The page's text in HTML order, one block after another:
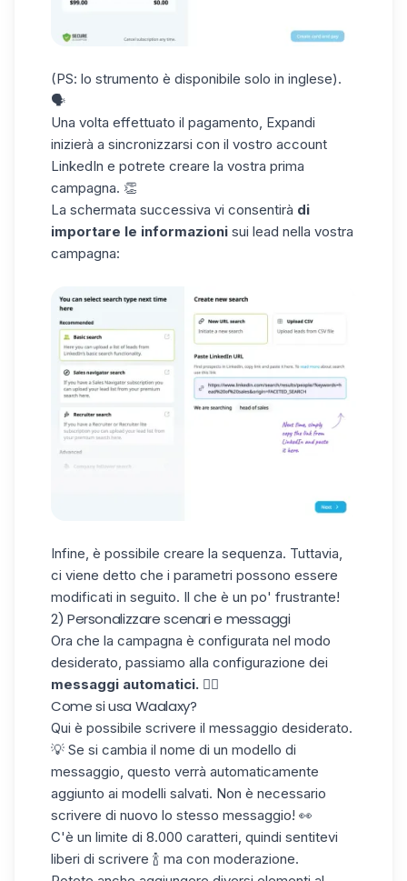
(PS: lo strumento è disponibile solo in inglese).
🗣️
Una volta effettuato il pagamento, Expandi
inizierà a sincronizzarsi con il vostro account
LinkedIn e potrete creare la vostra prima
campagna. 👏
La schermata successiva vi consentirà di
importare le informazioni sui lead nella vostra
campagna:
Infine, è possibile creare la sequenza. Tuttavia,
ci viene detto che i parametri possono essere
modificati in seguito. Il che è un po' frustrante!
2) Personalizzare scenari e messaggi
Ora che la campagna è configurata nel modo
desiderato, passiamo alla configurazione dei
messaggi automatici. 👇🏼
Come si usa Waalaxy?
Qui è possibile scrivere il messaggio desiderato.
💡 Se si cambia il nome di un modello di
messaggio, questo verrà automaticamente
aggiunto ai modelli salvati. Non è necessario
scrivere di nuovo lo stesso messaggio! 👀
C'è un limite di 8.000 caratteri, quindi sentitevi
liberi di scrivere 🍾 ma con moderazione.